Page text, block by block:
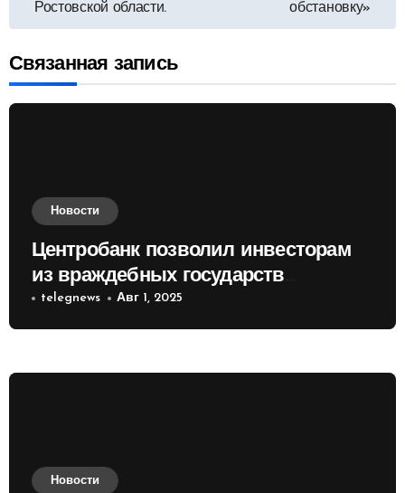
записям
Ростовской области.
обстановку»
Связанная запись
Новости
Центробанк позволил инвесторам
из враждебных государств
приобретать валюту
telegnews Авг 1, 2025
Новости